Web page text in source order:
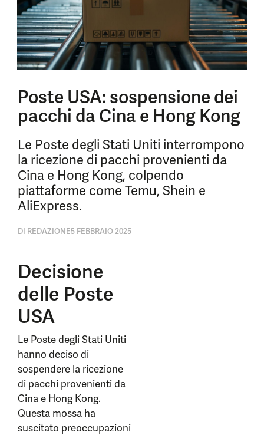
Poste USA: sospensione dei
pacchi da Cina e Hong Kong
Le Poste degli Stati Uniti interrompono
la ricezione di pacchi provenienti da
Cina e Hong Kong, colpendo
piattaforme come Temu, Shein e
AliExpress.
DI REDAZIONE5 FEBBRAIO 2025
Decisione
delle Poste
USA
Le Poste degli Stati Uniti
hanno deciso di
sospendere la ricezione
di pacchi provenienti da
Cina e Hong Kong.
Questa mossa ha
suscitato preoccupazioni